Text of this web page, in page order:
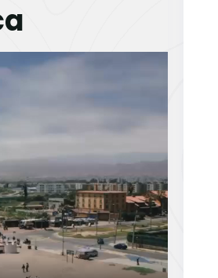
Región de
el objetivo de
coherente,
El
estrellas”, una
ofrece el destino
enoturismo y pisco,